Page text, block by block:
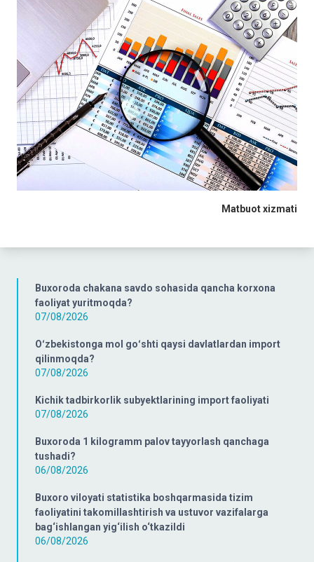
Buxoroda chakana savdo sohasida qancha korxona
faoliyat yuritmoqda?
07/08/2026
Oʻzbekistonga mol goʻshti qaysi davlatlardan import
qilinmoqda?
07/08/2026
Kichik tadbirkorlik subyektlarining import faoliyati
07/08/2026
Buxoroda 1 kilogramm palov tayyorlash qanchaga
tushadi?
06/08/2026
Buxoro viloyati statistika boshqarmasida tizim
faoliyatini takomillashtirish va ustuvor vazifalarga
bag‘ishlangan yig‘ilish o‘tkazildi
06/08/2026
Matbuot xizmati